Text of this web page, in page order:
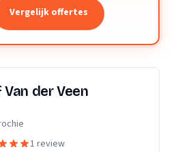
van uw nieuwe huis...
Vergelijk offertes
der Veen
1 review